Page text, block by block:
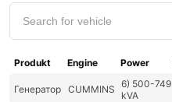
Produkt Engine Power
Генератор CUMMINS
6) 500-749
kVA